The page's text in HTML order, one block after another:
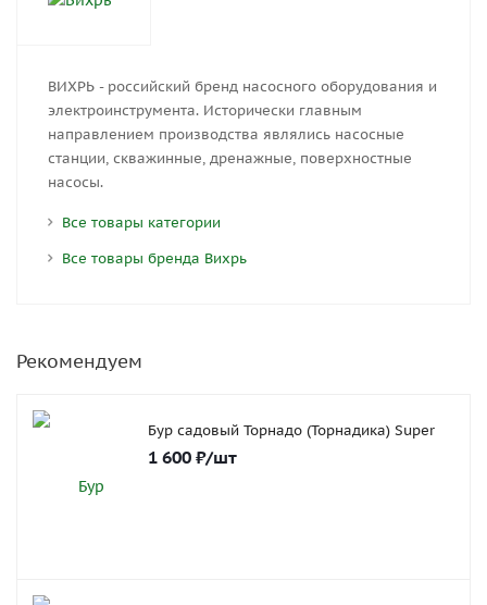
ВИХРЬ - российский бренд насосного оборудования и
электроинструмента. Исторически главным
направлением производства являлись насосные
станции, скважинные, дренажные, поверхностные
насосы.
Все товары категории
Все товары бренда Вихрь
Рекомендуем
Бур садовый Торнадо (Торнадика) Super
1 600 ₽/шт